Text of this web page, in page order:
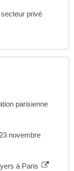
privé
parisienne
novembre
à Paris